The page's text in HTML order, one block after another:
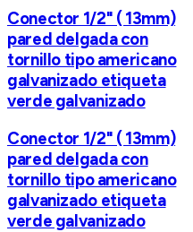
Conector 1/2" ( 13mm)
pared delgada con
tornillo tipo americano
galvanizado etiqueta
verde galvanizado
Conector 1/2" ( 13mm)
pared delgada con
tornillo tipo americano
galvanizado etiqueta
verde galvanizado